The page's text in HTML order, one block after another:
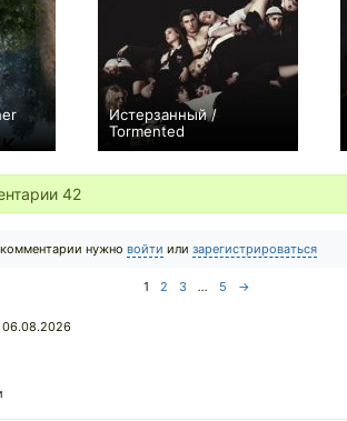
Истерзанный /
Tormented
−1
42
нужно войти или зарегистрироваться
1 2 3 ... 5 →
06.08.2026